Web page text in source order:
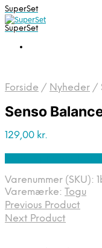
SuperSet
SuperSet
Forside / Nyheder /
Senso
129,00 kr.
Varenummer (SKU):
Varemærke: Togu
Previous Product
Next Product